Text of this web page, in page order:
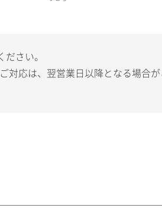
さい。
対応は、翌営業日以降となる場合